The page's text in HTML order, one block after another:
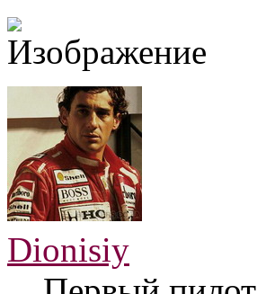
Dionisiy